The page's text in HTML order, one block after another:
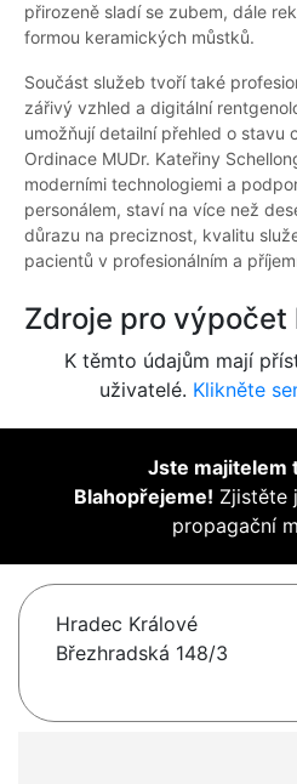
přirozeně sladí se zubem, dále
formou keramických můstků.
Součást služeb tvoří také
zářivý vzhled a digitální
umožňují detailní přehled o stavu
Ordinace MUDr. Kateřiny
moderními technologiemi a
personálem, staví na více než
důrazu na preciznost, kvalitu
pacientů v profesionálním a
Zdroje pro výpočet
K těmto údajům mají
uživatelé. Klikněte
Jste majitelem
Blahopřejeme! Zjistěte
propagační
Hradec Králové
Březhradská 148/3